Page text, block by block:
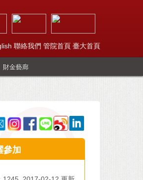
聯絡我們 管院首頁 臺大首頁
財金藝廊
參加